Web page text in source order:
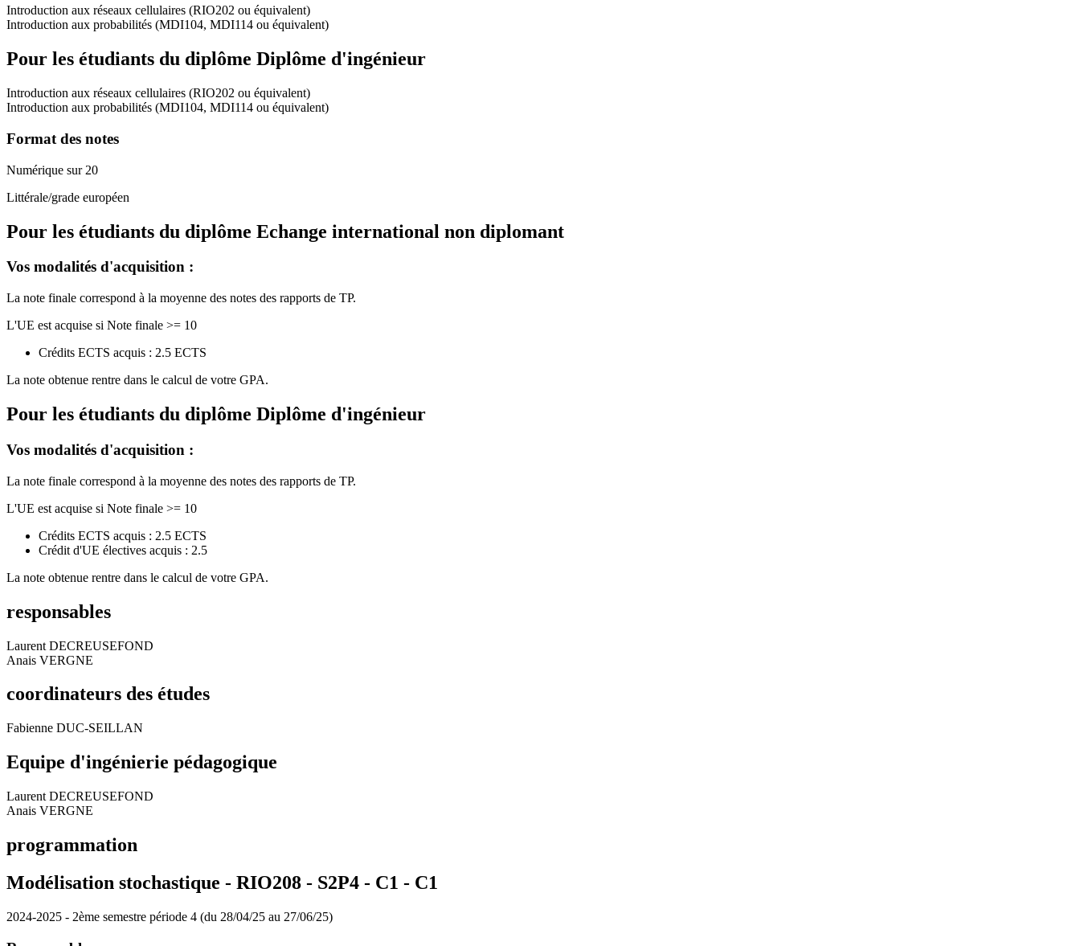
Introduction aux réseaux cellulaires (RIO202 ou équivalent)
Introduction aux probabilités (MDI104, MDI114 ou équivalent)
Pour les étudiants du diplôme Diplôme d'ingénieur
Introduction aux réseaux cellulaires (RIO202 ou équivalent)
Introduction aux probabilités (MDI104, MDI114 ou équivalent)
Format des notes
Numérique sur 20
Littérale/grade européen
Pour les étudiants du diplôme Echange international non diplomant
Vos modalités d'acquisition :
La note finale correspond à la moyenne des notes des rapports de TP.
L'UE est acquise si Note finale >= 10
Crédits ECTS acquis : 2.5 ECTS
La note obtenue rentre dans le calcul de votre GPA.
Pour les étudiants du diplôme Diplôme d'ingénieur
Vos modalités d'acquisition :
La note finale correspond à la moyenne des notes des rapports de TP.
L'UE est acquise si Note finale >= 10
Crédits ECTS acquis : 2.5 ECTS
Crédit d'UE électives acquis : 2.5
La note obtenue rentre dans le calcul de votre GPA.
responsables
Laurent DECREUSEFOND
Anais VERGNE
coordinateurs des études
Fabienne DUC-SEILLAN
Equipe d'ingénierie pédagogique
Laurent DECREUSEFOND
Anais VERGNE
programmation
Modélisation stochastique - RIO208 - S2P4 - C1 - C1
2024-2025 - 2ème semestre période 4 (du 28/04/25 au 27/06/25)